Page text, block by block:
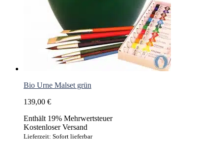
Bio Urne Malset grün
139,00 €
Enthält 19% Mehrwertsteuer
Kostenloser Versand
Lieferzeit: Sofort lieferbar